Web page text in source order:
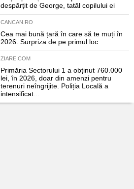
despărțit de George, tatăl copilului ei
CANCAN.RO
Cea mai bună țară în care să te muți în
2026. Surpriza de pe primul loc
ZIARE.COM
Primăria Sectorului 1 a obținut 760.000
lei, în 2026, doar din amenzi pentru
terenuri neîngrijite. Poliția Locală a
intensificat...